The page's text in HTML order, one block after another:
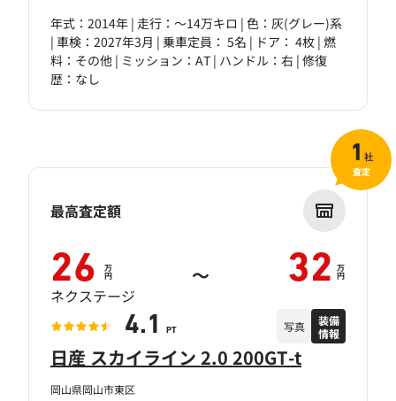
年式：2014年 | 走行：～14万キロ | 色：灰(グレー)系
| 車検：2027年3月 | 乗車定員： 5名 | ドア： 4枚 | 燃
料：その他 | ミッション：AT | ハンドル：右 | 修復
歴：なし
岡山県岡山市東区
日産 スカイライン 2.0 200GT-t
最高査定額
26 万
円 ～ 32 万
円
ネクステージ
4.1 PT 写真
装備
情報
1 社
査定